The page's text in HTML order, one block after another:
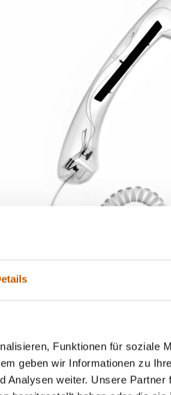
Funktionen für soziale
geben wir Informationen zu
weiter. Unsere Partner